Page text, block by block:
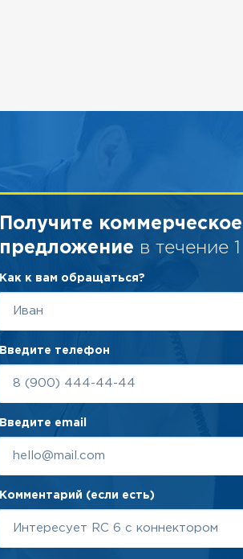
Получите коммерческое
предложение в течение
Как к вам обращаться?
Введите телефон
Введите email
Комментарий (если есть)